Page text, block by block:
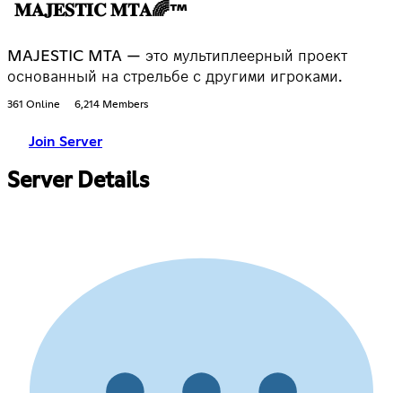
𝐌𝐀𝐉𝐄𝐒𝐓𝐈𝐂 𝐌𝐓𝐀🌈™
MAJESTIC MTA — это мультиплеерный проект
основанный на стрельбе с другими игроками.
361 Online 6,214 Members
Join Server
Server Details